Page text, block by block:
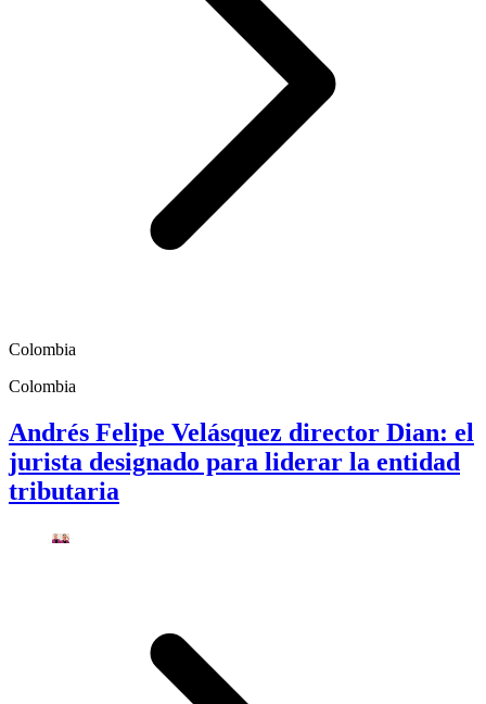
Colombia
Colombia
Andrés Felipe Velásquez director Dian: el
jurista designado para liderar la entidad
tributaria